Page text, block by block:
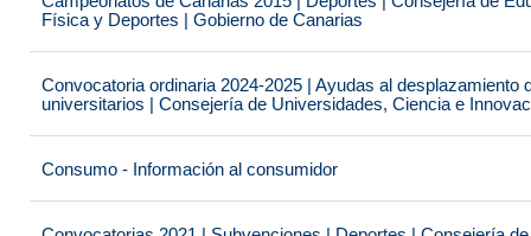
Física y Deportes | Gobierno de Canarias
Convocatoria ordinaria 2024-2025 | Ayudas al desplazamiento
universitarios | Consejería de Universidades, Ciencia e
Consumo - Información al consumidor